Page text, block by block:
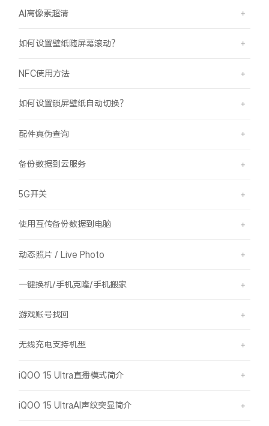
AI高像素超清
如何设置壁纸随屏幕滚动？
NFC使用方法
如何设置锁屏壁纸自动切换？
配件真伪查询
备份数据到云服务
5G开关
使用互传备份数据到电脑
动态照片 / Live Photo
一键换机/手机克隆/手机搬家
游戏账号找回
无线充电支持机型
iQOO 15 Ultra直播模式简介
iQOO 15 UltraAI声纹突显简介